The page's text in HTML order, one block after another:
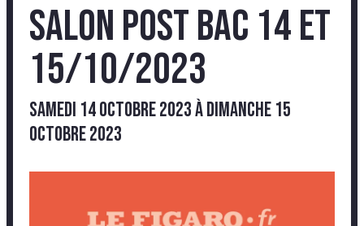
Salon Post Bac 14 et
15/10/2023
samedi 14 octobre 2023àdimanche 15
octobre 2023